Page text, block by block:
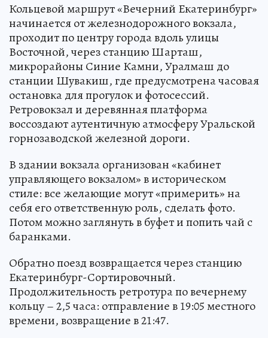
Кольцевой маршрут «Вечерний Екатеринбург»
начинается от железнодорожного вокзала,
проходит по центру города вдоль улицы
Восточной, через станцию Шарташ,
микрорайоны Синие Камни, Уралмаш до
станции Шувакиш, где предусмотрена часовая
остановка для прогулок и фотосессий.
Ретровокзал и деревянная платформа
воссоздают аутентичную атмосферу Уральской
горнозаводской железной дороги.
В здании вокзала организован «кабинет
управляющего вокзалом» в историческом
стиле: все желающие могут «примерить» на
себя его ответственную роль, сделать фото.
Потом можно заглянуть в буфет и попить чай с
баранками.
Обратно поезд возвращается через станцию
Екатеринбург-Сортировочный.
Продолжительность ретротура по вечернему
кольцу – 2,5 часа: отправление в 19:05 местного
времени, возвращение в 21:47.